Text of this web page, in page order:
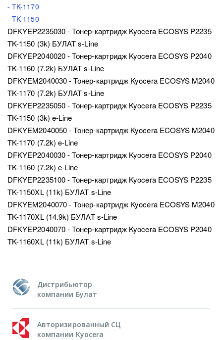
- TK-1170
- TK-1150
DFKYEP2235030 - Тонер-картридж Kyocera ECOSYS P2235
TK-1150 (3k) БУЛАТ s-Line
DFKYEP2040020 - Тонер-картридж Kyocera ECOSYS P2040
TK-1160 (7.2k) БУЛАТ s-Line
DFKYEM2040030 - Тонер-картридж Kyocera ECOSYS M2040
TK-1170 (7.2k) БУЛАТ s-Line
DFKYEP2235050 - Тонер-картридж Kyocera ECOSYS P2235
TK-1150 (3k) e-Line
DFKYEM2040050 - Тонер-картридж Kyocera ECOSYS M2040
TK-1170 (7.2k) e-Line
DFKYEP2040030 - Тонер-картридж Kyocera ECOSYS P2040
TK-1160 (7.2k) e-Line
DFKYEP2235100 - Тонер-картридж Kyocera ECOSYS P2235
TK-1150XL (11k) БУЛАТ s-Line
DFKYEM2040070 - Тонер-картридж Kyocera ECOSYS M2040
TK-1170XL (14.9k) БУЛАТ s-Line
DFKYEP2040070 - Тонер-картридж Kyocera ECOSYS P2040
TK-1160XL (11k) БУЛАТ s-Line
Дистрибьютор
компании Булат
Авторизированный СЦ
компании Kyocera